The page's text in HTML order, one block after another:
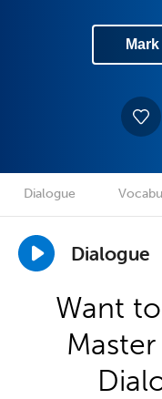
Dialogue
Dialogue
Want